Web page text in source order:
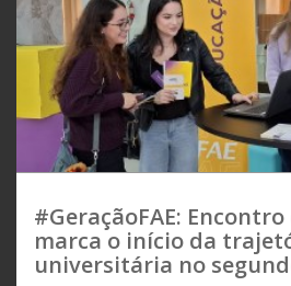
#GeraçãoFAE:
marca o início da
universitária no